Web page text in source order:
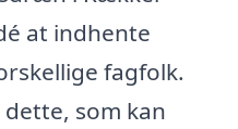
at indhente
fagfolk.
som kan